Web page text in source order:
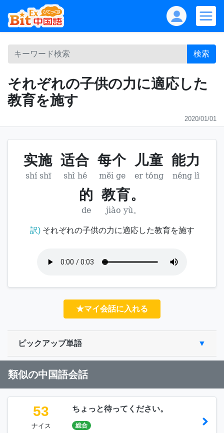
検索
それぞれの子供の力に適応した
教育を施す
2020/01/01
实施 适合 每个 儿童 能力
shí shī shì hé měi ge er tóng néng lì
的 教育。
de jiào yù。
訳)それぞれの子供の力に適応した教育を施す
★マイ会話に入れる
ピックアップ単語
類似の中国語会話
53
ナイス
ちょっと待ってください。
総合